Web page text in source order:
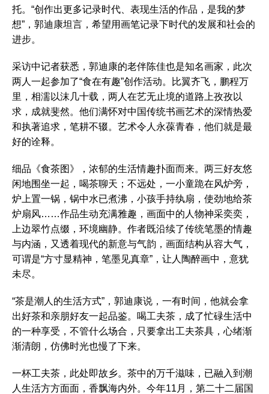
托。“创作出更多记录时代、表现生活的作品，是我的梦
想”，郭迪康坦言，希望用画笔记录下时代的发展和社会的
进步。
采访中记者获悉，郭迪康的老伴陈佳也是知名画家，此次
两人一起参加了“食在有趣”创作活动。比翼齐飞，鹏程万
里，相濡以沫几十载，两人在艺无止境的道路上孜孜以
求，成就斐然。他们满怀对中国传统书画艺术的深情热爱
和执著追求，笔耕不辍。艺术令人永葆青春，他们就是最
好的诠释。
细品《食茶图》，浓郁的生活情趣扑面而来。两三好友悠
闲地围坐一起，喝茶聊天；不远处，一小童跪在风炉旁，
炉上置一锅，锅中水已煮沸，小孩手持纨扇，使劲地给茶
炉扇风……作品生动充满雅趣，画面中的人物神采奕奕，
上边翠竹点缀，环境幽静。作者既沿续了传统笔墨的情趣
与内涵，又透着现代的新意与气韵，画面结构从容大气，
可谓是“方寸显精神，笔墨见真章”，让人陶醉画中，意犹
未尽。
“茶是潮人的生活方式”，郭迪康说，一有时间，他就会拿
出好茶和亲朋好友一起品鉴。喝工夫茶，成了忙碌生活中
的一种享受，不管什么场合，只要拿出工夫茶具，心绪渐
渐清朗，仿佛时光也慢了下来。
一杯工夫茶，此处即故乡。茶中的万千滋味，已融入到潮
人生活方方面面，香飘海内外。今年11月，第二十二届国